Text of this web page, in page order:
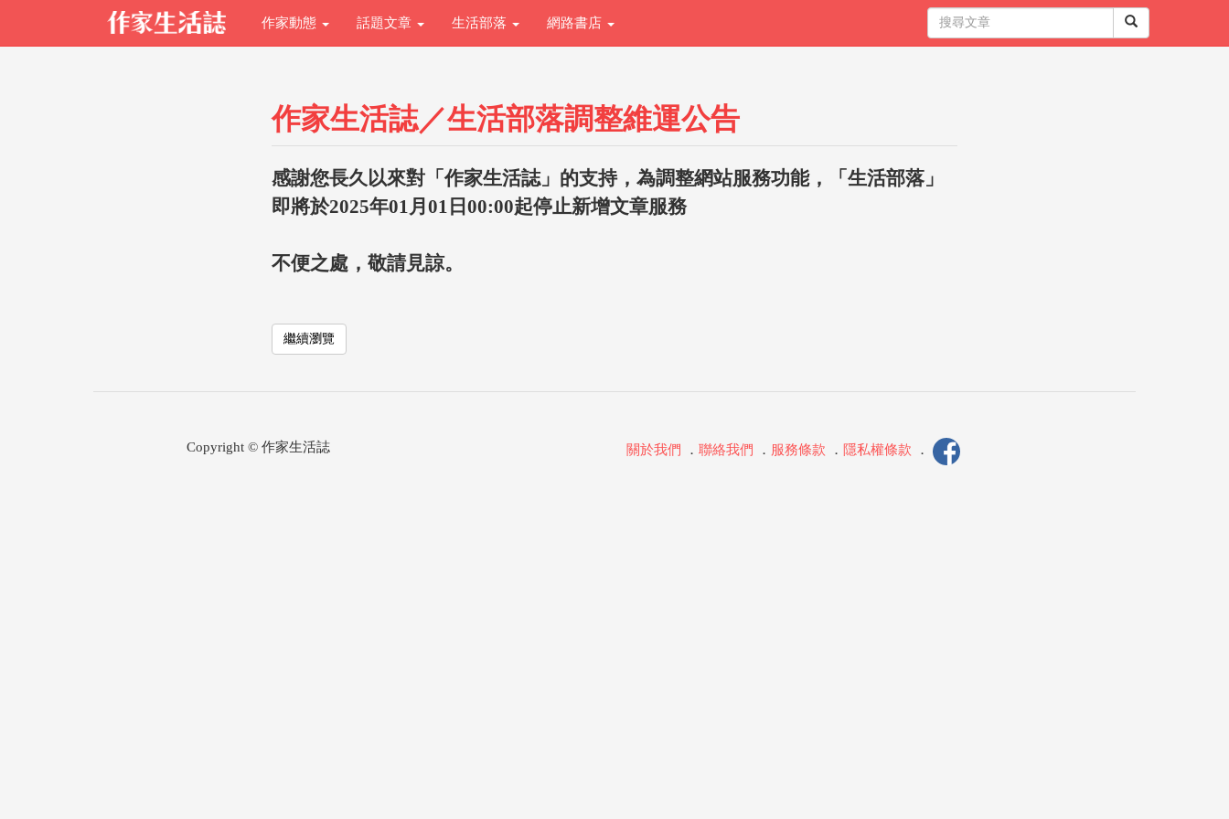
作家動態 話題文章 生活部落 網路書店
作家生活誌／生活部落調整維運公告
感謝您長久以來對「作家生活誌」的支持，為調整網站服務功能，「生活部落」
即將於2025年01月01日00:00起停止新增文章服務
不便之處，敬請見諒。
繼續瀏覽
Copyright © 作家生活誌 關於我們 ． 聯絡我們 ． 服務條款 ． 隱私權條款 ．